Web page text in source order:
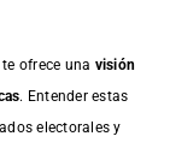
ofrece una visión
. Entender estas
electorales y